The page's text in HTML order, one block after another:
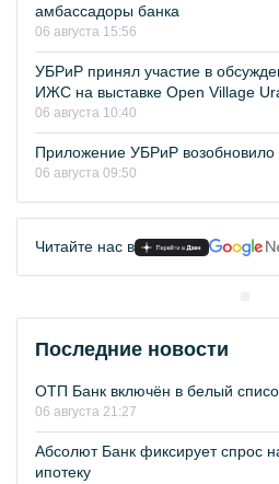
амбассадоры банка
06 августа 15:56
УБРиР принял участие в
ИЖС на выставке Open Village
06 августа 10:40
Приложение УБРиР возобновило
06 августа 09:50
Читайте нас в
Последние новости
ОТП Банк включён в белый
06 августа 21:27
Абсолют Банк фиксирует спрос
ипотеку